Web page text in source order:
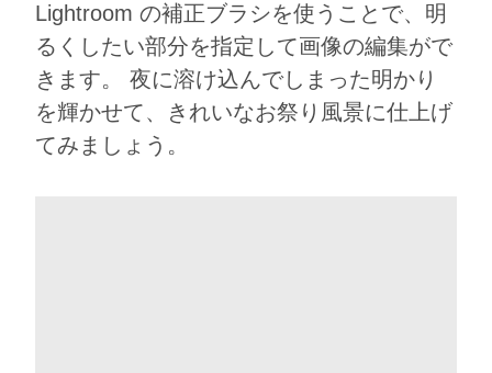
Lightroom の補正ブラシを使うことで、明
るくしたい部分を指定して画像の編集がで
きます。 夜に溶け込んでしまった明かり
を輝かせて、きれいなお祭り風景に仕上げ
てみましょう。